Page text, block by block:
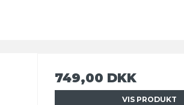
749,00 DKK
VIS PRODUKT